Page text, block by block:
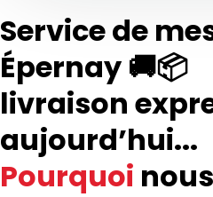
Service de
Épernay 🚚📦
livraison
aujourd’hui...
Pourquoi